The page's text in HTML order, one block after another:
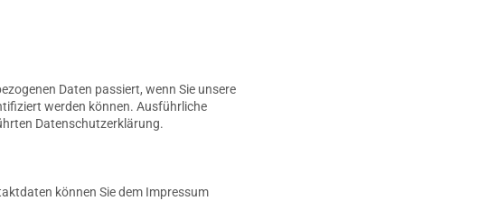
Daten passiert, wenn Sie unsere
werden können. Ausführliche
Datenschutzerklärung.
können Sie dem Impressum